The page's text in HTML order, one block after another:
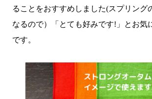
ることをおすすめしました(スプリング
なるので）「とても好みです!」とお気
です。